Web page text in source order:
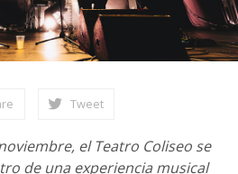
Tweet
el Teatro Coliseo se
de una experiencia musical